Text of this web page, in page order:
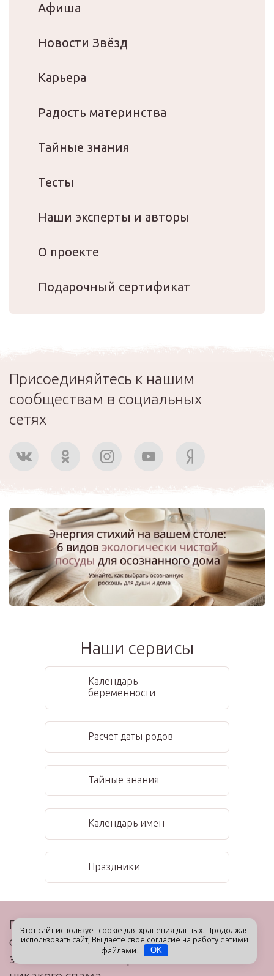
Афиша
Новости Звёзд
Карьера
Радость материнства
Тайные знания
Тесты
Наши эксперты и авторы
О проекте
Подарочный сертификат
Присоединяйтесь к нашим
сообществам в социальных
сетях
Наши сервисы
Календарь
беременности
Расчет даты родов
Тайные знания
Календарь имен
Праздники
Получайте первыми самые полезные
советы наших экспертов, читайте
эксклюзивные материалы и анонсы и
Этот сайт использует cookie для хранения данных. Продолжая
использовать сайт, Вы даете свое согласие на работу с этими
файлами.
OK